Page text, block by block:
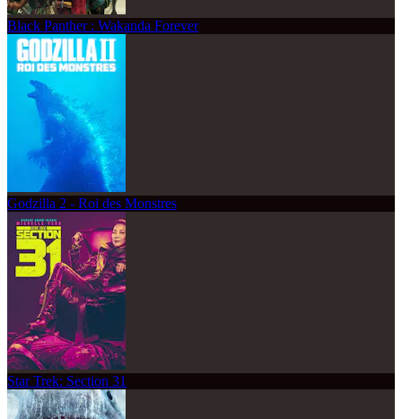
Black Panther : Wakanda Forever
Godzilla 2 - Roi des Monstres
Star Trek: Section 31